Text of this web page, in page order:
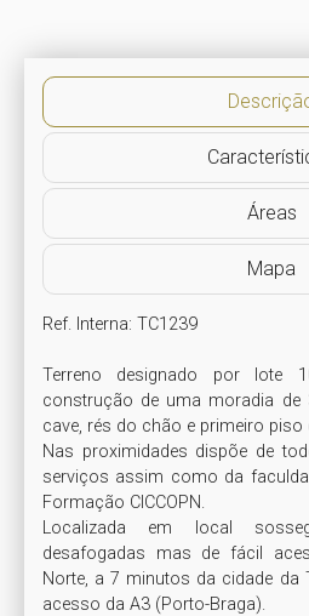
Áreas
Mapa
Ref. Interna: TC1239
Terreno designado por lote
construção de uma moradia
cave, rés do chão e primeiro piso
Nas proximidades dispõe de
serviços assim como da
Formação CICCOPN.
Localizada em local
desafogadas mas de fácil
Norte, a 7 minutos da cidade
acesso da A3 (Porto-Braga).